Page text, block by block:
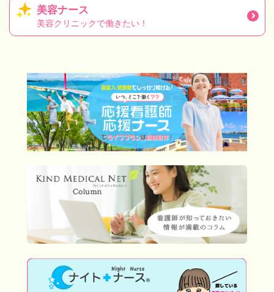
美容ナース
美容クリニックで働きたい！